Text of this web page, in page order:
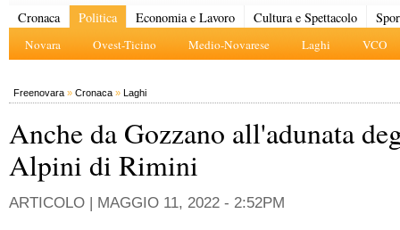
Cronaca Politica
Novara Ovest-Ticino Medio-Novarese Laghi VCO
Economia e Lavoro Cultura e Spettacolo
Freenovara » Cronaca » Laghi
Anche da Gozzano all'adunata
Alpini di Rimini
ARTICOLO | MAGGIO 11, 2022 - 2:52PM